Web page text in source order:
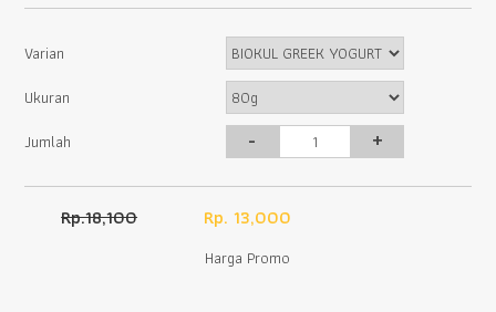
Varian
Ukuran
Jumlah
- +
Rp.18,100 Rp. 13,000
Harga Promo